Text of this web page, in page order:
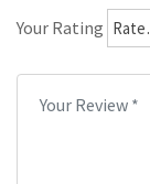
Your Rating